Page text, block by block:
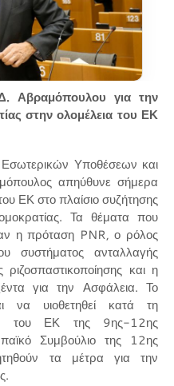
Αβραμόπουλου για την
στην ολομέλεια του ΕΚ
Υποθέσεων και
απηύθυνε σήμερα
ΕΚ στο πλαίσιο συζήτησης
Τα θέματα που
η πρόταση PNR, ο ρόλος
συστήματος ανταλλαγής
και η
για την Ασφάλεια. Το
να υιοθετηθεί κατά τη
του ΕΚ της 9ης-12ης
Συμβούλιο της 12ης
τα μέτρα για την